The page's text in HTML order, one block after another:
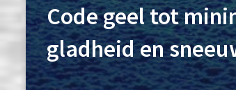
Code geel tot
gladheid en